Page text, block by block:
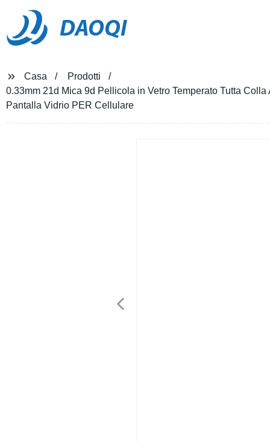
DAOQI
Casa
Prodotti
0.33mm 21d Mica 9d Pellicola in Vetro Temperato Tutta
Pantalla Vidrio PER Cellulare